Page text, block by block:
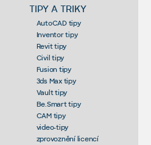
TIPY A TRIKY
AutoCAD tipy
Inventor tipy
Revit tipy
Civil tipy
Fusion tipy
3ds Max tipy
Vault tipy
Be.Smart tipy
CAM tipy
video-tipy
zprovoznění licencí